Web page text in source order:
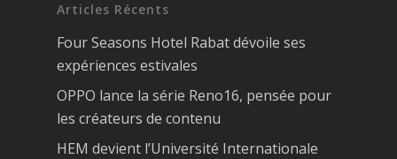
Articles Récents
Four Seasons Hotel Rabat dévoile ses
expériences estivales
OPPO lance la série Reno16, pensée pour
les créateurs de contenu
HEM devient l’Université Internationale